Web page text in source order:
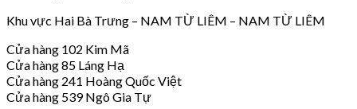
Khu vực Hai Bà Trưng – NAM TỪ LIÊM – NAM TỪ LIÊM
Cửa hàng 102 Kim Mã
Cửa hàng 85 Láng Hạ
Cửa hàng 241 Hoàng Quốc Việt
Cửa hàng 539 Ngô Gia Tự